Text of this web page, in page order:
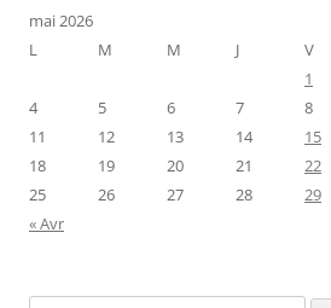
mai 2026
L
M M J V
1
4
5 6 7 8
11
12 13 14 15
18
19 20 21 22
25
26 27 28 29
« Avr